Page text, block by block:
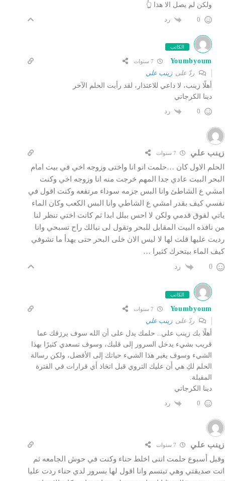
ولكن لم يصل الا هذا 👆
0
رد
الكاتب
Youmbyoum
ردّ علىزينب علي
أهلًا زينب، لا داعي للاعتذار، لقد رأيت الحلم الآخر
دينا الكرجاتي
0
رد
زينب علي
الحلم الاول كان …حلمت انو انا واختى وزوجه اخي في بيت امام
البحر البيت عادي جدا المهم خرجت منه انا وزوجه اخي وكنت
امشي ع الشاطئ وانا البس جزمه سوداء مرتفعه وكنت اقول في
نفسي كيف بقدر امشي ع الشاطي وانا البس الكعب وكان الماء
ياتي لفوق قدمي ولكن لا احس ببلل ابدا ثم كانت اختي تنظر لنا
من نافذه البيت المقابل للبحر وتقول لى نيالك راح تسبحي وانا
رديت عليها قلت لها لا ليس الان خلى البحر حتى يهدأ ما تشوفي
كيف الماء بيتحرك كثيرا …
0 رد
الكاتب
Youmbyoum
ردّ علىزينب علي
أهلًا بك زينب علي.. حلمك يدل على أن الله سوف يرزقك عما
قريب بشيء يدخل السرور إلى قلبك، وسوف تسعدي كثيرًا بهذا
الشيء وسوف يغير هذا الشيء حياتك إلى الأفضل، ولكن رسالة
الحلم لكِ هي أن عليك التروي قبل اتخاذ أي قرارات في الفترة
المقبلة.
دينا الكرجاتي
0
رد
زينب علي
وقبل أسبوع حلمت اننى اخلط حناء وكنت في حوش الجامعه ثم
اتت صديقتي وهي تبتسم وانا اقول لها بسرور لدي حناء ردت عليا